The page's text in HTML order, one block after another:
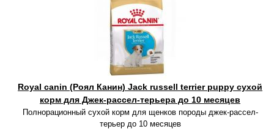
Royal canin (Роял Канин) Jack russell terrier puppy сухой
корм для Джек-рассел-терьера до 10 месяцев
Полнорационный сухой корм для щенков породы джек-рассел-
терьер до 10 месяцев